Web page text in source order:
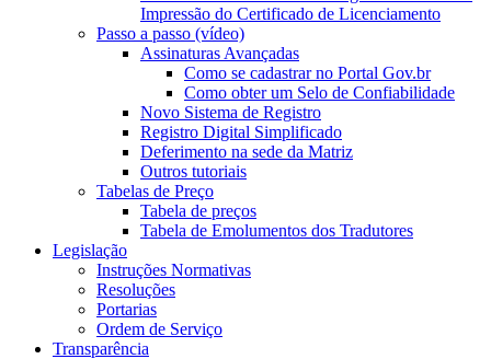
Impressão do Certificado de Licenciamento
Passo a passo (vídeo)
Assinaturas Avançadas
Como se cadastrar no Portal Gov.br
Como obter um Selo de Confiabilidade
Novo Sistema de Registro
Registro Digital Simplificado
Deferimento na sede da Matriz
Outros tutoriais
Tabelas de Preço
Tabela de preços
Tabela de Emolumentos dos Tradutores
Legislação
Instruções Normativas
Resoluções
Portarias
Ordem de Serviço
Transparência